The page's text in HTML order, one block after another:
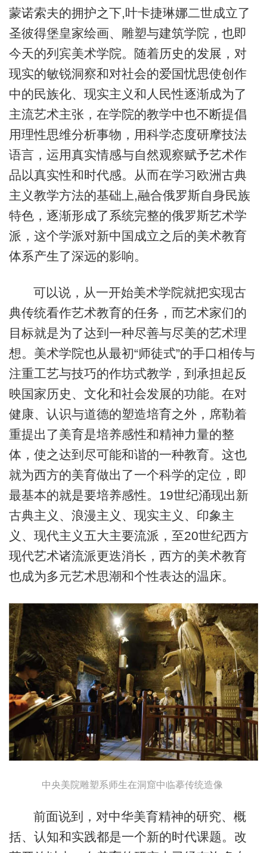
蒙诺索夫的拥护之下,叶卡捷琳娜二世成立了
圣彼得堡皇家绘画、雕塑与建筑学院，也即
今天的列宾美术学院。随着历史的发展，对
现实的敏锐洞察和对社会的爱国忧思使创作
中的民族化、现实主义和人民性逐渐成为了
主流艺术主张，在学院的教学中也不断提倡
用理性思维分析事物，用科学态度研摩技法
语言，运用真实情感与自然观察赋予艺术作
品以真实性和时代感。从而在学习欧洲古典
主义教学方法的基础上,融合俄罗斯自身民族
特色，逐渐形成了系统完整的俄罗斯艺术学
派，这个学派对新中国成立之后的美术教育
体系产生了深远的影响。
可以说，从一开始美术学院就把实现古
典传统看作艺术教育的任务，而艺术家们的
目标就是为了达到一种尽善与尽美的艺术理
想。美术学院也从最初“师徒式”的手口相传与
注重工艺与技巧的作坊式教学，到承担起反
映国家历史、文化和社会发展的功能。在对
健康、认识与道德的塑造培育之外，席勒着
重提出了美育是培养感性和精神力量的整
体，使之达到尽可能和谐的一种教育。这也
就为西方的美育做出了一个科学的定位，即
最基本的就是要培养感性。19世纪涌现出新
古典主义、浪漫主义、现实主义、印象主
义、现代主义五大主要流派，至20世纪西方
现代艺术诸流派更迭消长，西方的美术教育
也成为多元艺术思潮和个性表达的温床。
中央美院雕塑系师生在洞窟中临摹传统造像
前面说到，对中华美育精神的研究、概
括、认知和实践都是一个新的时代课题。改